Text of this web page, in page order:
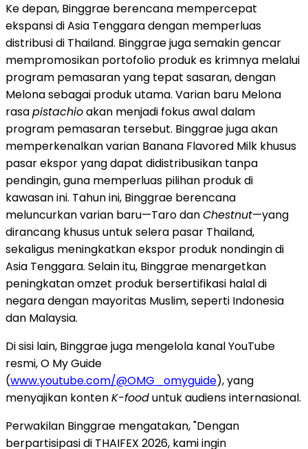
Ke depan, Binggrae berencana mempercepat
ekspansi di Asia Tenggara dengan memperluas
distribusi di Thailand. Binggrae juga semakin gencar
mempromosikan portofolio produk es krimnya melalui
program pemasaran yang tepat sasaran, dengan
Melona sebagai produk utama. Varian baru Melona
rasapistachioakan menjadi fokus awal dalam
program pemasaran tersebut. Binggrae juga akan
memperkenalkan varian Banana Flavored Milk khusus
pasar ekspor yang dapat didistribusikan tanpa
pendingin, guna memperluas pilihan produk di
kawasan ini. Tahun ini, Binggrae berencana
meluncurkan varian baru—Taro danChestnut—yang
dirancang khusus untuk selera pasar Thailand,
sekaligus meningkatkan ekspor produk nondingin di
Asia Tenggara. Selain itu, Binggrae menargetkan
peningkatan omzet produk bersertifikasi halal di
negara dengan mayoritas Muslim, seperti Indonesia
dan Malaysia.
Di sisi lain, Binggrae juga mengelola kanal YouTube
resmi, O My Guide
(www.youtube.com/@OMG_omyguide), yang
menyajikan kontenK-fooduntuk audiens internasional.
Perwakilan Binggrae mengatakan, "Dengan
berpartisipasi di THAIFEX 2026, kami ingin